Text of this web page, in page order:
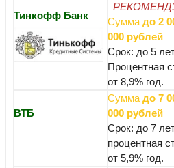
Тинкофф Банк
Сумма до 2
000 рублей
Срок: до 5
Процентная
от 8,9% год.
ВТБ
Сумма до 7
000 рублей
Срок: до 7
процентная
от 5,9% год.